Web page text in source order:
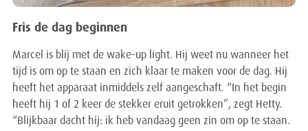
Fris de dag beginnen
Marcel is blij met de wake-up light. Hij weet nu wanneer het
tijd is om op te staan en zich klaar te maken voor de dag. Hij
heeft het apparaat inmiddels zelf aangeschaft. “In het begin
heeft hij 1 of 2 keer de stekker eruit getrokken”, zegt Hetty.
“Blijkbaar dacht hij: ik heb vandaag geen zin om op te staan.